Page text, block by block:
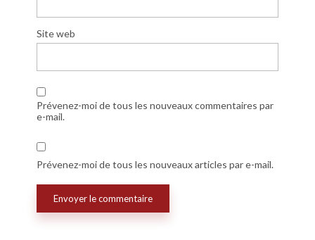
Site web
Prévenez-moi de tous les nouveaux commentaires par
e-mail.
Prévenez-moi de tous les nouveaux articles par e-mail.